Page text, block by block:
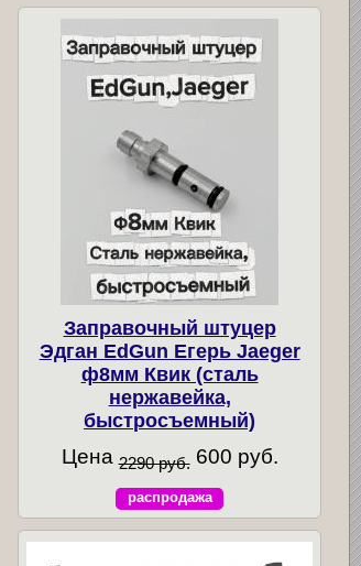
Заправочный штуцер
Эдган EdGun Егерь Jaeger
ф8мм Квик (сталь
нержавейка,
быстросъемный)
Цена 2290 руб. 600 руб.
распродажа